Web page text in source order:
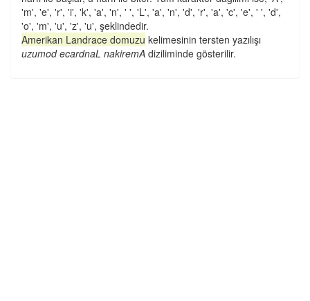
'm', 'e', 'r', 'i', 'k', 'a', 'n', ' ', 'L', 'a', 'n', 'd', 'r', 'a', 'c', 'e', ' ', 'd',
'o', 'm', 'u', 'z', 'u', şeklindedir.
Amerikan Landrace domuzu kelimesinin tersten yazılışı
uzumod ecardnaL nakiremA diziliminde gösterilir.